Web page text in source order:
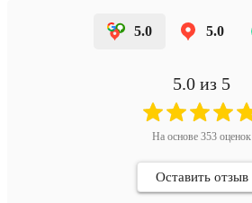
5.0 5.0
5.0 из 5
На основе 353 оценок
Оставить отзыв